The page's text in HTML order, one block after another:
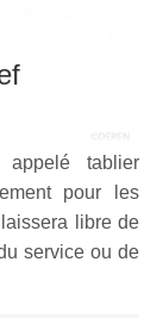
tablier
pour les
libre de
service ou de